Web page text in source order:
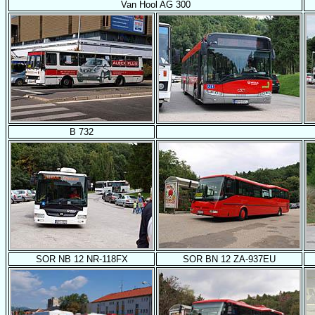
Van Hool AG 300
B 732
SOR NB 12 NR-118FX SOR BN 12 ZA-937EU